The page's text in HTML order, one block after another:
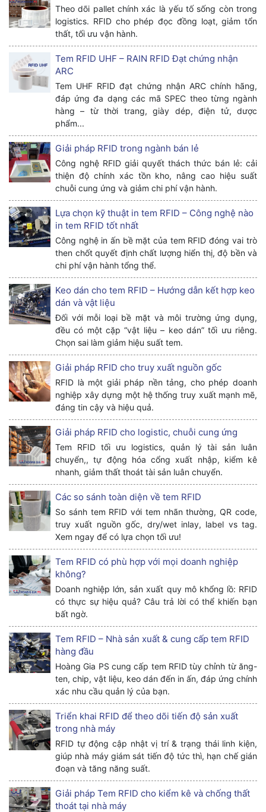
Theo dõi pallet chính xác là yếu tố sống còn trong
logistics. RFID cho phép đọc đồng loạt, giảm tổn
thất, tối ưu vận hành.
Tem RFID UHF – RAIN RFID Đạt chứng nhận
ARC
Tem UHF RFID đạt chứng nhận ARC chính hãng,
đáp ứng đa dạng các mã SPEC theo từng ngành
hàng – từ thời trang, giày dép, điện tử, dược
phẩm...
Giải pháp RFID trong ngành bán lẻ
Công nghệ RFID giải quyết thách thức bán lẻ: cải
thiện độ chính xác tồn kho, nâng cao hiệu suất
chuỗi cung ứng và giảm chi phí vận hành.
Lựa chọn kỹ thuật in tem RFID – Công nghệ nào
in tem RFID tốt nhất
Công nghệ in ấn bề mặt của tem RFID đóng vai trò
then chốt quyết định chất lượng hiển thị, độ bền và
chi phí vận hành tổng thể.
Keo dán cho tem RFID – Hướng dẫn kết hợp keo
dán và vật liệu
Đối với mỗi loại bề mặt và môi trường ứng dụng,
đều có một cặp “vật liệu – keo dán” tối ưu riêng.
Chọn sai làm giảm hiệu suất tem.
Giải pháp RFID cho truy xuất nguồn gốc
RFID là một giải pháp nền tảng, cho phép doanh
nghiệp xây dựng một hệ thống truy xuất mạnh mẽ,
đáng tin cậy và hiệu quả.
Giải pháp RFID cho logistic, chuỗi cung ứng
Tem RFID tối ưu logistics, quản lý tài sản luân
chuyển,, tự động hóa cổng xuất nhập, kiểm kê
nhanh, giảm thất thoát tài sản luân chuyển.
Các so sánh toàn diện về tem RFID
So sánh tem RFID với tem nhãn thường, QR code,
truy xuất nguồn gốc, dry/wet inlay, label vs tag.
Xem ngay để có lựa chọn tối ưu!
Tem RFID có phù hợp với mọi doanh nghiệp
không?
Doanh nghiệp lớn, sản xuất quy mô khổng lồ: RFID
có thực sự hiệu quả? Câu trả lời có thể khiến bạn
bất ngờ.
Tem RFID – Nhà sản xuất & cung cấp tem RFID
hàng đầu
Hoàng Gia PS cung cấp tem RFID tùy chỉnh từ ăng-
ten, chip, vật liệu, keo dán đến in ấn, đáp ứng chính
xác nhu cầu quản lý của bạn.
Triển khai RFID để theo dõi tiến độ sản xuất
trong nhà máy
RFID tự động cập nhật vị trí & trạng thái linh kiện,
giúp nhà máy giám sát tiến độ tức thì, hạn chế gián
đoạn và tăng năng suất.
Giải pháp Tem RFID cho kiểm kê và chống thất
thoát tại nhà máy